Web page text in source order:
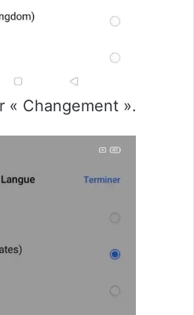
« Changement ».